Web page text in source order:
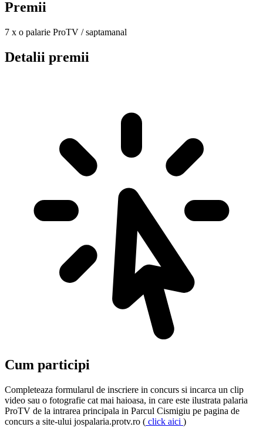
Premii
7 x o palarie ProTV / saptamanal
Detalii premii
Cum participi
Completeaza formularul de inscriere in concurs si incarca un clip
video sau o fotografie cat mai haioasa, in care este ilustrata palaria
ProTV de la intrarea principala in Parcul Cismigiu pe pagina de
concurs a site-ului jospalaria.protv.ro ( click aici )